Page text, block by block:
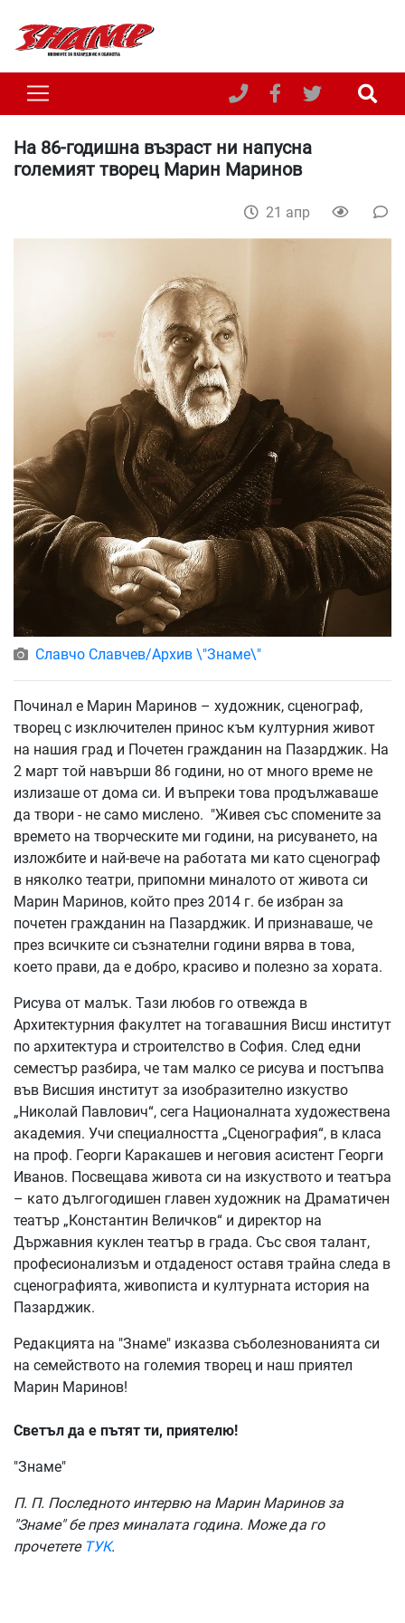
На 86-годишна възраст ни напусна
големият творец Марин Маринов
21 апр
Славчо Славчев/Архив \"Знаме\"
Починал е Марин Маринов – художник, сценограф,
творец с изключителен принос към културния живот
на нашия град и Почетен гражданин на Пазарджик. На
2 март той навърши 86 години, но от много време не
излизаше от дома си. И въпреки това продължаваше
да твори - не само мислено. "Живея със спомените за
времето на творческите ми години, на рисуването, на
изложбите и най-вече на работата ми като сценограф
в няколко театри, припомни миналото от живота си
Марин Маринов, който през 2014 г. бе избран за
почетен гражданин на Пазарджик. И признаваше, че
през всичките си съзнателни години вярва в това,
което прави, да е добро, красиво и полезно за хората.
Рисува от малък. Тази любов го отвежда в
Архитектурния факултет на тогавашния Висш институт
по архитектура и строителство в София. След едни
семестър разбира, че там малко се рисува и постъпва
във Висшия институт за изобразително изкуство
„Николай Павлович“, сега Националната художествена
академия. Учи специалността „Сценография“, в класа
на проф. Георги Каракашев и неговия асистент Георги
Иванов. Посвещава живота си на изкуството и театъра
– като дългогодишен главен художник на Драматичен
театър „Константин Величков“ и директор на
Държавния куклен театър в града. Със своя талант,
професионализъм и отдаденост оставя трайна следа в
сценографията, живописта и културната история на
Пазарджик.
Редакцията на "Знаме" изказва съболезнованията си
на семейството на големия творец и наш приятел
Марин Маринов!
Светъл да е пътят ти, приятелю!
"Знаме"
П. П. Последното интервю на Марин Маринов за
"Знаме" бе през миналата година. Може да го
прочетете ТУК.